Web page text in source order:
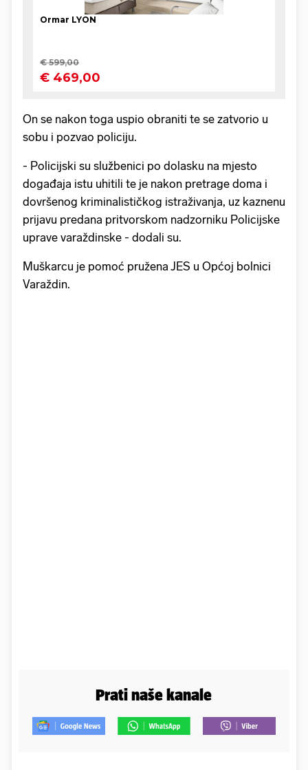
On se nakon toga uspio obraniti te se zatvorio u
sobu i pozvao policiju.
- Policijski su službenici po dolasku na mjesto
događaja istu uhitili te je nakon pretrage doma i
dovršenog kriminalističkog istraživanja, uz kaznenu
prijavu predana pritvorskom nadzorniku Policijske
uprave varaždinske - dodali su.
Muškarcu je pomoć pružena JES u Općoj bolnici
Varaždin.
Prati naše kanale